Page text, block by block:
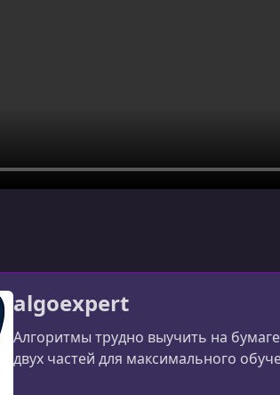
algoexpert
Алгоритмы трудно выучить на
двух частей для максимального